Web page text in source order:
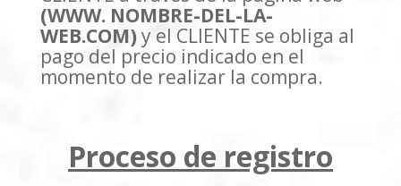
(WWW. NOMBRE-DEL-LA-
WEB.COM)y el CLIENTE se obliga al
pago del precio indicado en el
momento de realizar la compra.
Proceso de registro